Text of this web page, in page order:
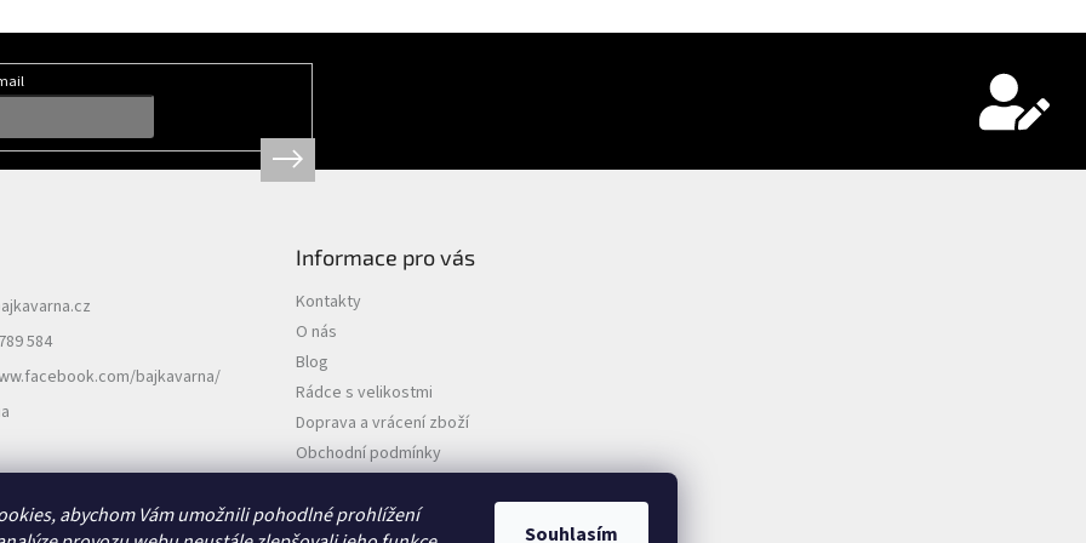
abychom Vám umožnili pohodlné prohlížení
Souhlasím
584
bajkavarna/
Informace pro vás
Kontakty
O nás
Blog
Rádce s velikostmi
Doprava a vrácení zboží
Obchodní podmínky